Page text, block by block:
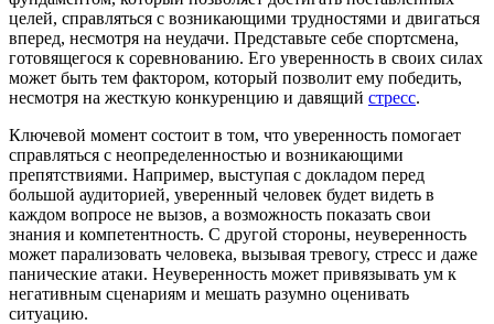
целей, справляться с возникающими трудностями и двигаться
вперед, несмотря на неудачи. Представьте себе спортсмена,
готовящегося к соревнованию. Его уверенность в своих силах
может быть тем фактором, который позволит ему победить,
несмотря на жесткую конкуренцию и давящий стресс.
Ключевой момент состоит в том, что уверенность помогает
справляться с неопределенностью и возникающими
препятствиями. Например, выступая с докладом перед
большой аудиторией, уверенный человек будет видеть в
каждом вопросе не вызов, а возможность показать свои
знания и компетентность. С другой стороны, неуверенность
может парализовать человека, вызывая тревогу, стресс и даже
панические атаки. Неуверенность может привязывать ум к
негативным сценариям и мешать разумно оценивать
ситуацию.